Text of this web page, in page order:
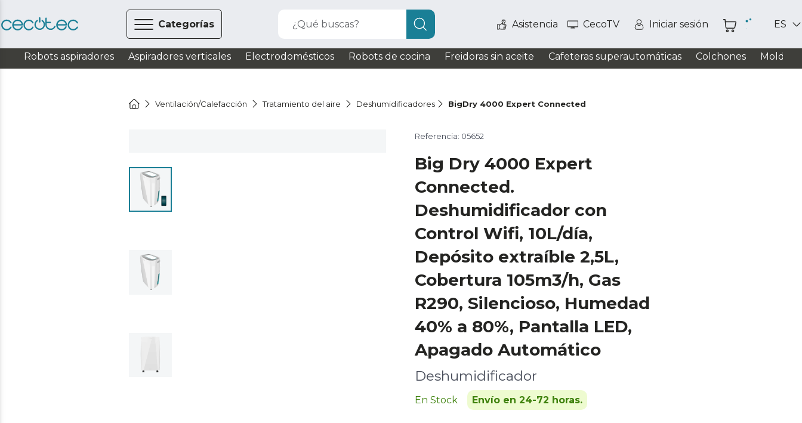
Categorías ¿Qué buscas? Asistencia CecoTV Iniciar sesión ES
Robots aspiradores Aspiradores verticales Electrodomésticos Robots de cocina Freidoras sin aceite Cafeteras superautomáticas Colchones
Ventilación/Calefacción Tratamiento del aire Deshumidificadores BigDry 4000 Expert Connected
Referencia: 05652
Big Dry 4000 Expert
Connected.
Deshumidificador con
Control Wifi, 10L/día,
Depósito extraíble 2,5L,
Cobertura 105m3/h, Gas
R290, Silencioso, Humedad
40% a 80%, Pantalla LED,
Apagado Automático
Deshumidificador
En Stock Envío en 24-72 horas.